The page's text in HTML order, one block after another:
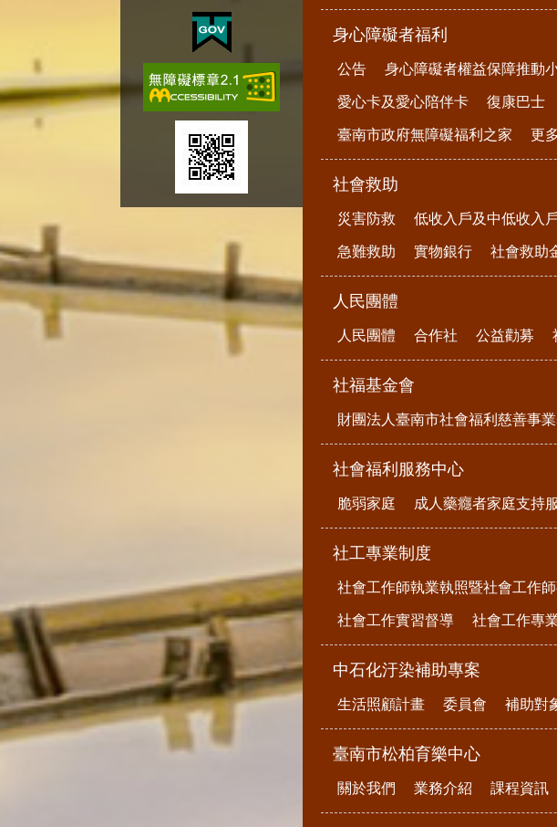
身心障礙者福利
公告 身心障礙者權益保障推動
愛心卡及愛心陪伴卡 復康巴士
臺南市政府無障礙福利之家 更
社會救助
災害防救 低收入戶及中低收入
急難救助 實物銀行 社會救助
人民團體
人民團體 合作社 公益勸募
社福基金會
財團法人臺南市社會福利慈善事
社會福利服務中心
脆弱家庭 成人藥癮者家庭支持
社工專業制度
社會工作師執業執照暨社會工作
社會工作實習督導 社會工作專
中石化汙染補助專案
生活照顧計畫 委員會 補助對
臺南市松柏育樂中心
關於我們 業務介紹 課程資訊